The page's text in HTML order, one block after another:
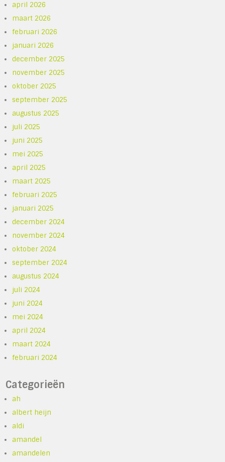
april 2026
maart 2026
februari 2026
januari 2026
december 2025
november 2025
oktober 2025
september 2025
augustus 2025
juli 2025
juni 2025
mei 2025
april 2025
maart 2025
februari 2025
januari 2025
december 2024
november 2024
oktober 2024
september 2024
augustus 2024
juli 2024
juni 2024
mei 2024
april 2024
maart 2024
februari 2024
Categorieën
ah
albert heijn
aldi
amandel
amandelen